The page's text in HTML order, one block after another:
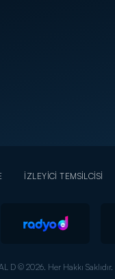
İZLEYİCİ TEMSİLCİSİ
D © 2026. Her Hakkı Saklıdır.